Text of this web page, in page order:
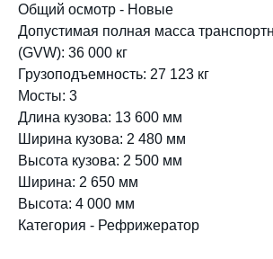
Общий осмотр - Новые
Допустимая полная масса
(GVW): 36 000 кг
Грузоподъемность: 27 123 кг
Мосты: 3
Длина кузова: 13 600 мм
Ширина кузова: 2 480 мм
Высота кузова: 2 500 мм
Ширина: 2 650 мм
Высота: 4 000 мм
Категория - Рефрижератор